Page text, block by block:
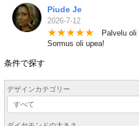
Piude Je
2026-7-12
★★★★★ Palvelu oli
Sormus oli upea!
条件で探す
デザインカテゴリー